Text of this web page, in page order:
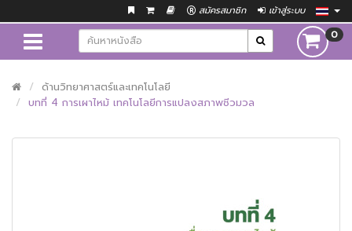
สมัครสมาชิก เข้าสู่ระบบ
0
ด้านวิทยาศาสตร์และเทคโนโลยี
บทที่ 4 การเผาไหม้ เทคโนโลยีการแปลงสภาพชีวมวล